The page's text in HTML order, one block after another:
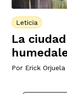
Leticia
La
Por Erick Orjuela